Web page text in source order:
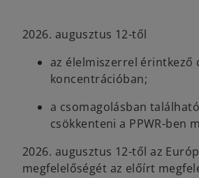
a
b
2026. augusztus 12-től
az élelmiszerrel érintkező
koncentrációban;
a csomagolásban
csökkenteni a PPWR-ben
2026. augusztus 12-től az
megfelelőségét az előírt